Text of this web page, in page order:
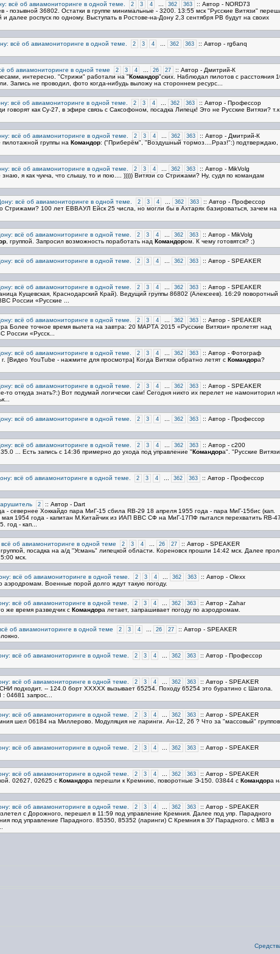
всё об авиамониторинге в одной теме. 2 3 4 362 363
:: Автор - NORD73
- позывной 36802. Остатки в группе минимальные - 3200. 13:55 мск "Русские Витязи"
далее роспуск по одному. Выступать в Ростове-на-Дону 2,3 сентября РВ будут на своих
всё об авиамониторинге в одной теме. 2 3 4 362 363
:: Автор - rg6anq
об авиамониторинге в одной теме 2 3 4 26 27
:: Автор - Дмитрий-К
интересно. "Стрижи" работали на "Командор"ских. Наблюдал пилотов с расстояния
Запись не проводил, фото когда-нибудь выложу на стороннем ресурс...
всё об авиамониторинге в одной теме. 2 3 4 362 363
:: Автор - Профессор
как Су-27, в эфире связь с Саксофоном, посадка Липецк! Это не Русские Витязи? т.к
всё об авиамониторинге в одной теме. 2 3 4 362 363
:: Автор - Дмитрий-К
группы на Командор: ("Приберём", "Воздушный тормоз....Рраз!":) подтверждаю,
всё об авиамониторинге в одной теме. 2 3 4 362 363
:: Автор - MikVolg
я как чукча, что слышу, то и пою.... ))))) Витязи со Стрижами? Ну, судя по командам
всё об авиамониторинге в одной теме. 2 3 4 362 363
:: Автор - Профессор
Стрижами? 100 лет ЕВВАУЛ Ейск 25 числа, но могли бы в Ахтарях базироваться, зачем на
всё об авиамониторинге в одной теме. 2 3 4 362 363
:: Автор - MikVolg
, группой. Запросил возможность поработать надКомандором. К чему готовятся? ;)
всё об авиамониторинге в одной теме. 2 3 4 362 363
:: Автор - SPEAKER
всё об авиамониторинге в одной теме. 2 3 4 362 363
:: Автор - SPEAKER
Кущевская, Краснодарский Край). Ведущий группы 86802 (Алексеев). 16:29 поворотный
России «Русские ...
всё об авиамониторинге в одной теме. 2 3 4 362 363
:: Автор - SPEAKER
Более точное время вылета на завтра: 20 МАРТА 2015 «Русские Витязи» пролетят над
России «Русск...
всё об авиамониторинге в одной теме. 2 3 4 362 363
:: Автор - Фотограф
YouTube - нажмите для просмотра] Когда Витязи обратно летят с Командора?
всё об авиамониторинге в одной теме. 2 3 4 362 363
:: Автор - SPEAKER
то откуда знать?:) Вот подумай логически сам! Сегодня никто их перелет не намониторил
всё об авиамониторинге в одной теме. 2 3 4 362 363
:: Автор - Профессор
всё об авиамониторинге в одной теме. 2 3 4 362 363
:: Автор - c200
... Есть запись с 14:36 примерно до ухода под управление "Командора". "Русские
всё об авиамониторинге в одной теме. 2 3 4 362 363
:: Автор - Профессор
2
:: Автор - Dart
- севернее Хоккайдо пара МиГ-15 сбила RB-29 18 апреля 1955 года - пара МиГ-15бис (кап.
мая 1954 года - капитан М.Китайчик из ИАП ВВС СФ на МиГ-17ПФ пытался перехватить RB-47
год - кап...
об авиамониторинге в одной теме 2 3 4 26 27
:: Автор - SPEAKER
посадка на а/д "Усмань" липецкой области. Кореновск прошли 14:42 мск. Далее
мск.
всё об авиамониторинге в одной теме. 2 3 4 362 363
:: Автор - Olexx
аэродромам. Военные порой долго ждут такую погоду.
всё об авиамониторинге в одной теме. 2 3 4 362 363
:: Автор - Zahar
же время разведчик с Командора летает, запрашивает погоду по аэродромам.
об авиамониторинге в одной теме 2 3 4 26 27
:: Автор - SPEAKER
всё об авиамониторинге в одной теме. 2 3 4 362 363
:: Автор - Профессор
всё об авиамониторинге в одной теме. 2 3 4 362 363
:: Автор - SPEAKER
подходит. -- 124.0 борт ХХХХХ вызывает 65254. Походу 65254 это буратино с Шагола.
04681 запрос...
всё об авиамониторинге в одной теме. 2 3 4 362 363
:: Автор - SPEAKER
шел 06184 на Миллерово. Модуляция не ларинги. Ан-12, 26 ? Что за "массовый"
всё об авиамониторинге в одной теме. 2 3 4 362 363
:: Автор - SPEAKER
всё об авиамониторинге в одной теме. 2 3 4 362 363
:: Автор - SPEAKER
02627, 02625 с Командора перешли к Кремнию, поворотные Э-150. 03844 с Командора
всё об авиамониторинге в одной теме. 2 3 4 362 363
:: Автор - SPEAKER
с Дорожного, перешел в 11:59 под управление Кремния. Далее под упр. Парадного
под управление Парадного. 85350, 85352 (ларинги) С Кремния в ЗУ Парадного. с МВЗ в